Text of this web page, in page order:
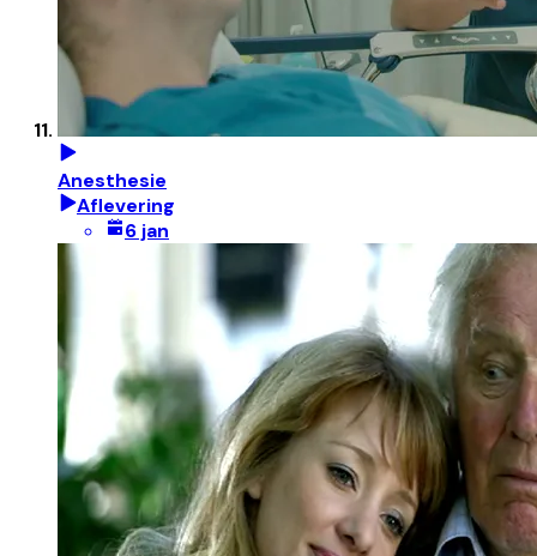
Anesthesie
Aflevering
6 jan